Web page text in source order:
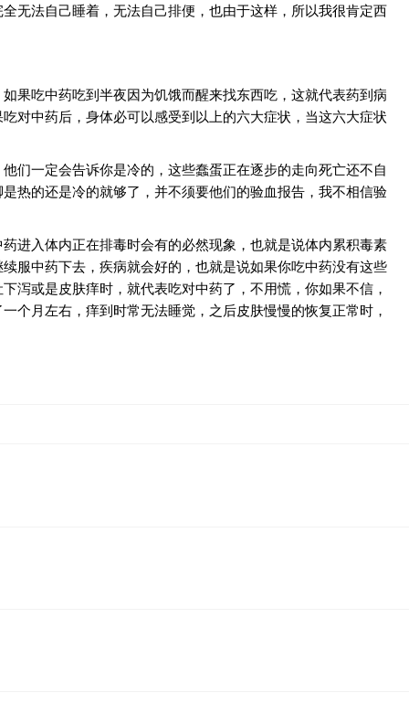
无法自己睡着，无法自己排便，也由于这样，所以我很肯定西
果吃中药吃到半夜因为饥饿而醒来找东西吃，这就代表药到病
对中药后，身体必可以感受到以上的六大症状，当这六大症状
们一定会告诉你是冷的，这些蠢蛋正在逐步的走向死亡还不自
热的还是冷的就够了，并不须要他们的验血报告，我不相信验
进入体内正在排毒时会有的必然现象，也就是说体内累积毒素
服中药下去，疾病就会好的，也就是说如果你吃中药没有这些
泻或是皮肤痒时，就代表吃对中药了，不用慌，你如果不信，
个月左右，痒到时常无法睡觉，之后皮肤慢慢的恢复正常时，